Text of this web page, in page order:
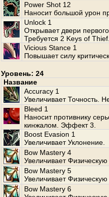
Power Shot 12
Наносит большой урон
Unlock 1
Открывает двери
Требуется 2 Keys of
Vicious Stance 1
Повышает силу
Уровень: 24
Название
Accuracy 1
Увеличивает Точность.
Bleed 1
Наносит противнику
кинжалом. Эффект 3.
Boost Evasion 1
Увеличивает Уклонение.
Bow Mastery 4
Увеличивает Физическую
Bow Mastery 5
Увеличивает Физическую
Bow Mastery 6